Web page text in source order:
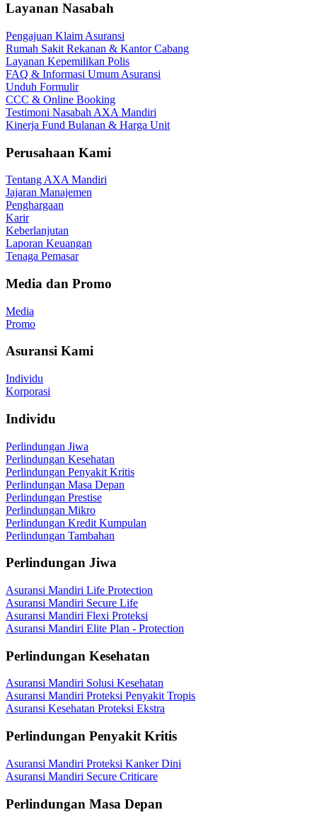
Layanan Nasabah
Pengajuan Klaim Asuransi
Rumah Sakit Rekanan & Kantor Cabang
Layanan Kepemilikan Polis
FAQ & Informasi Umum Asuransi
Unduh Formulir
CCC & Online Booking
Testimoni Nasabah AXA Mandiri
Kinerja Fund Bulanan & Harga Unit
Perusahaan Kami
Tentang AXA Mandiri
Jajaran Manajemen
Penghargaan
Karir
Keberlanjutan
Laporan Keuangan
Tenaga Pemasar
Media dan Promo
Media
Promo
Asuransi Kami
Individu
Korporasi
Individu
Perlindungan Jiwa
Perlindungan Kesehatan
Perlindungan Penyakit Kritis
Perlindungan Masa Depan
Perlindungan Prestise
Perlindungan Mikro
Perlindungan Kredit Kumpulan
Perlindungan Tambahan
Perlindungan Jiwa
Asuransi Mandiri Life Protection
Asuransi Mandiri Secure Life
Asuransi Mandiri Flexi Proteksi
Asuransi Mandiri Elite Plan - Protection
Perlindungan Kesehatan
Asuransi Mandiri Solusi Kesehatan
Asuransi Mandiri Proteksi Penyakit Tropis
Asuransi Kesehatan Proteksi Ekstra
Perlindungan Penyakit Kritis
Asuransi Mandiri Proteksi Kanker Dini
Asuransi Mandiri Secure Criticare
Perlindungan Masa Depan